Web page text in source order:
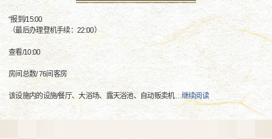
“报到/15:00
（最后办理登机手续：22:00）
查看/10:00
房间总数/ 76间客房
该设施内的设施/餐厅、大浴场、露天浴池、自动贩卖机…继续阅读